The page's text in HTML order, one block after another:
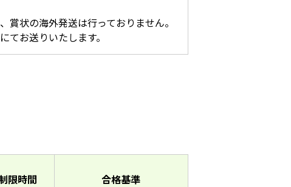
状の海外発送は行っておりません。
お送りいたします。
限時間 合格基準